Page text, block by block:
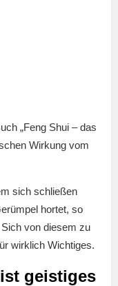
„Feng Shui – das
Wirkung vom
sich schließen
hortet, so
von diesem zu
wirklich Wichtiges.
geistiges